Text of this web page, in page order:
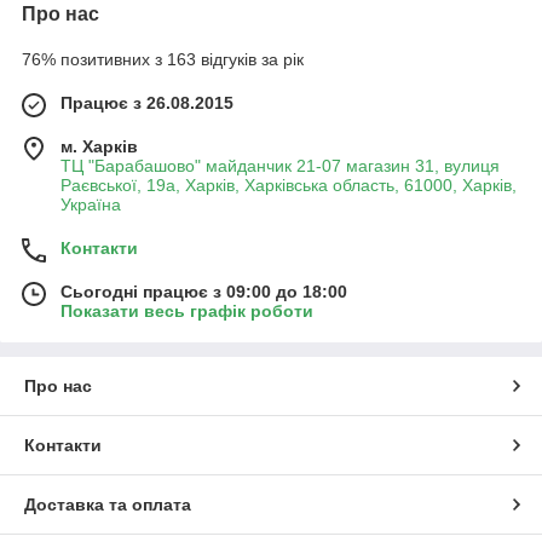
Про нас
76% позитивних з 163 відгуків за рік
Працює з 26.08.2015
м. Харків
ТЦ "Барабашово" майданчик 21-07 магазин 31, вулиця
Раєвської, 19а, Харків, Харківська область, 61000, Харків,
Україна
Контакти
Сьогодні працює з 09:00 до 18:00
Показати весь графік роботи
Про нас
Контакти
Доставка та оплата